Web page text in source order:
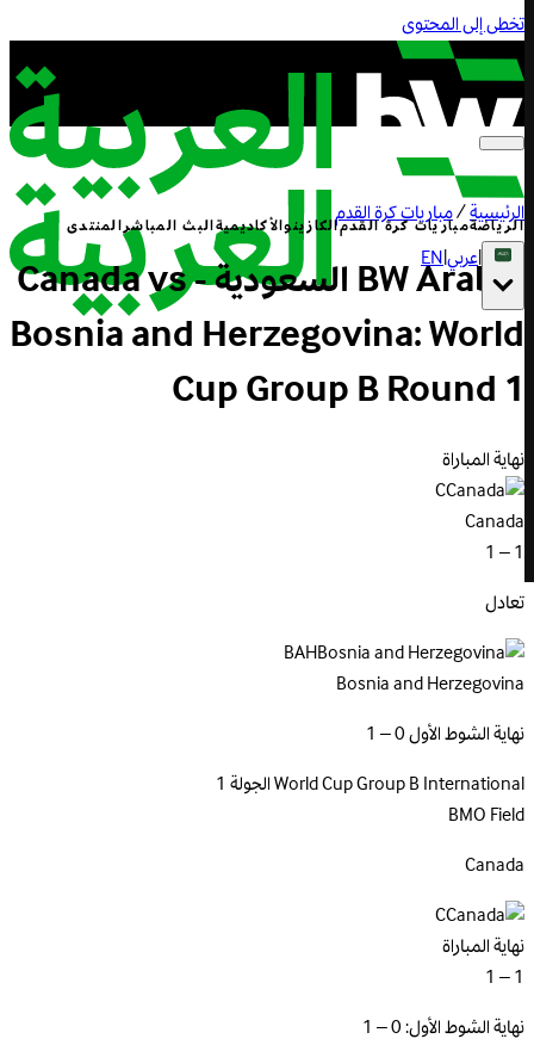
تخطى إلى المحتوى
الرياضةمباريات كرة القدمالكازينوالأكاديميةالبث المباشرالمنتدى
|عربي|
EN
الرئيسية/مباريات كرة القدم
BW Arabia السعودية - Canada vs
Bosnia and Herzegovina: World
Cup Group B Round 1
نهاية المباراة
C
Canada
1 – 1
تعادل
BAH
Bosnia and Herzegovina
نهاية الشوط الأول 0 – 1
World Cup Group BInternational
الجولة 1
BMO Field
Canada
C
نهاية المباراة
1 – 1
نهاية الشوط الأول: 0 – 1